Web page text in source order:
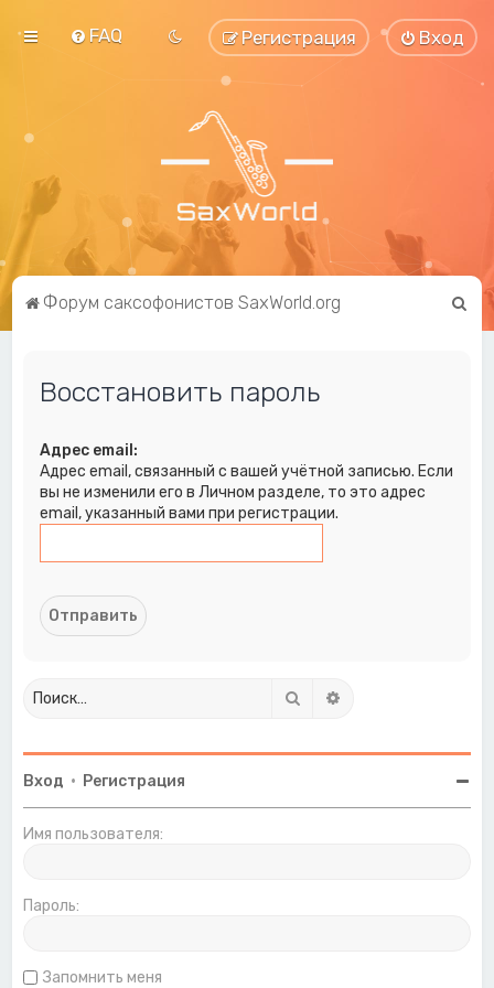
FAQ Вход
Регистрация
Форум саксофонистов SaxWorld.org
Восстановить пароль
Адрес email:
Адрес email, связанный с вашей учётной записью. Если
вы не изменили его в Личном разделе, то это адрес
email, указанный вами при регистрации.
Поиск
Вход • Регистрация
Имя пользователя:
Пароль:
Запомнить меня